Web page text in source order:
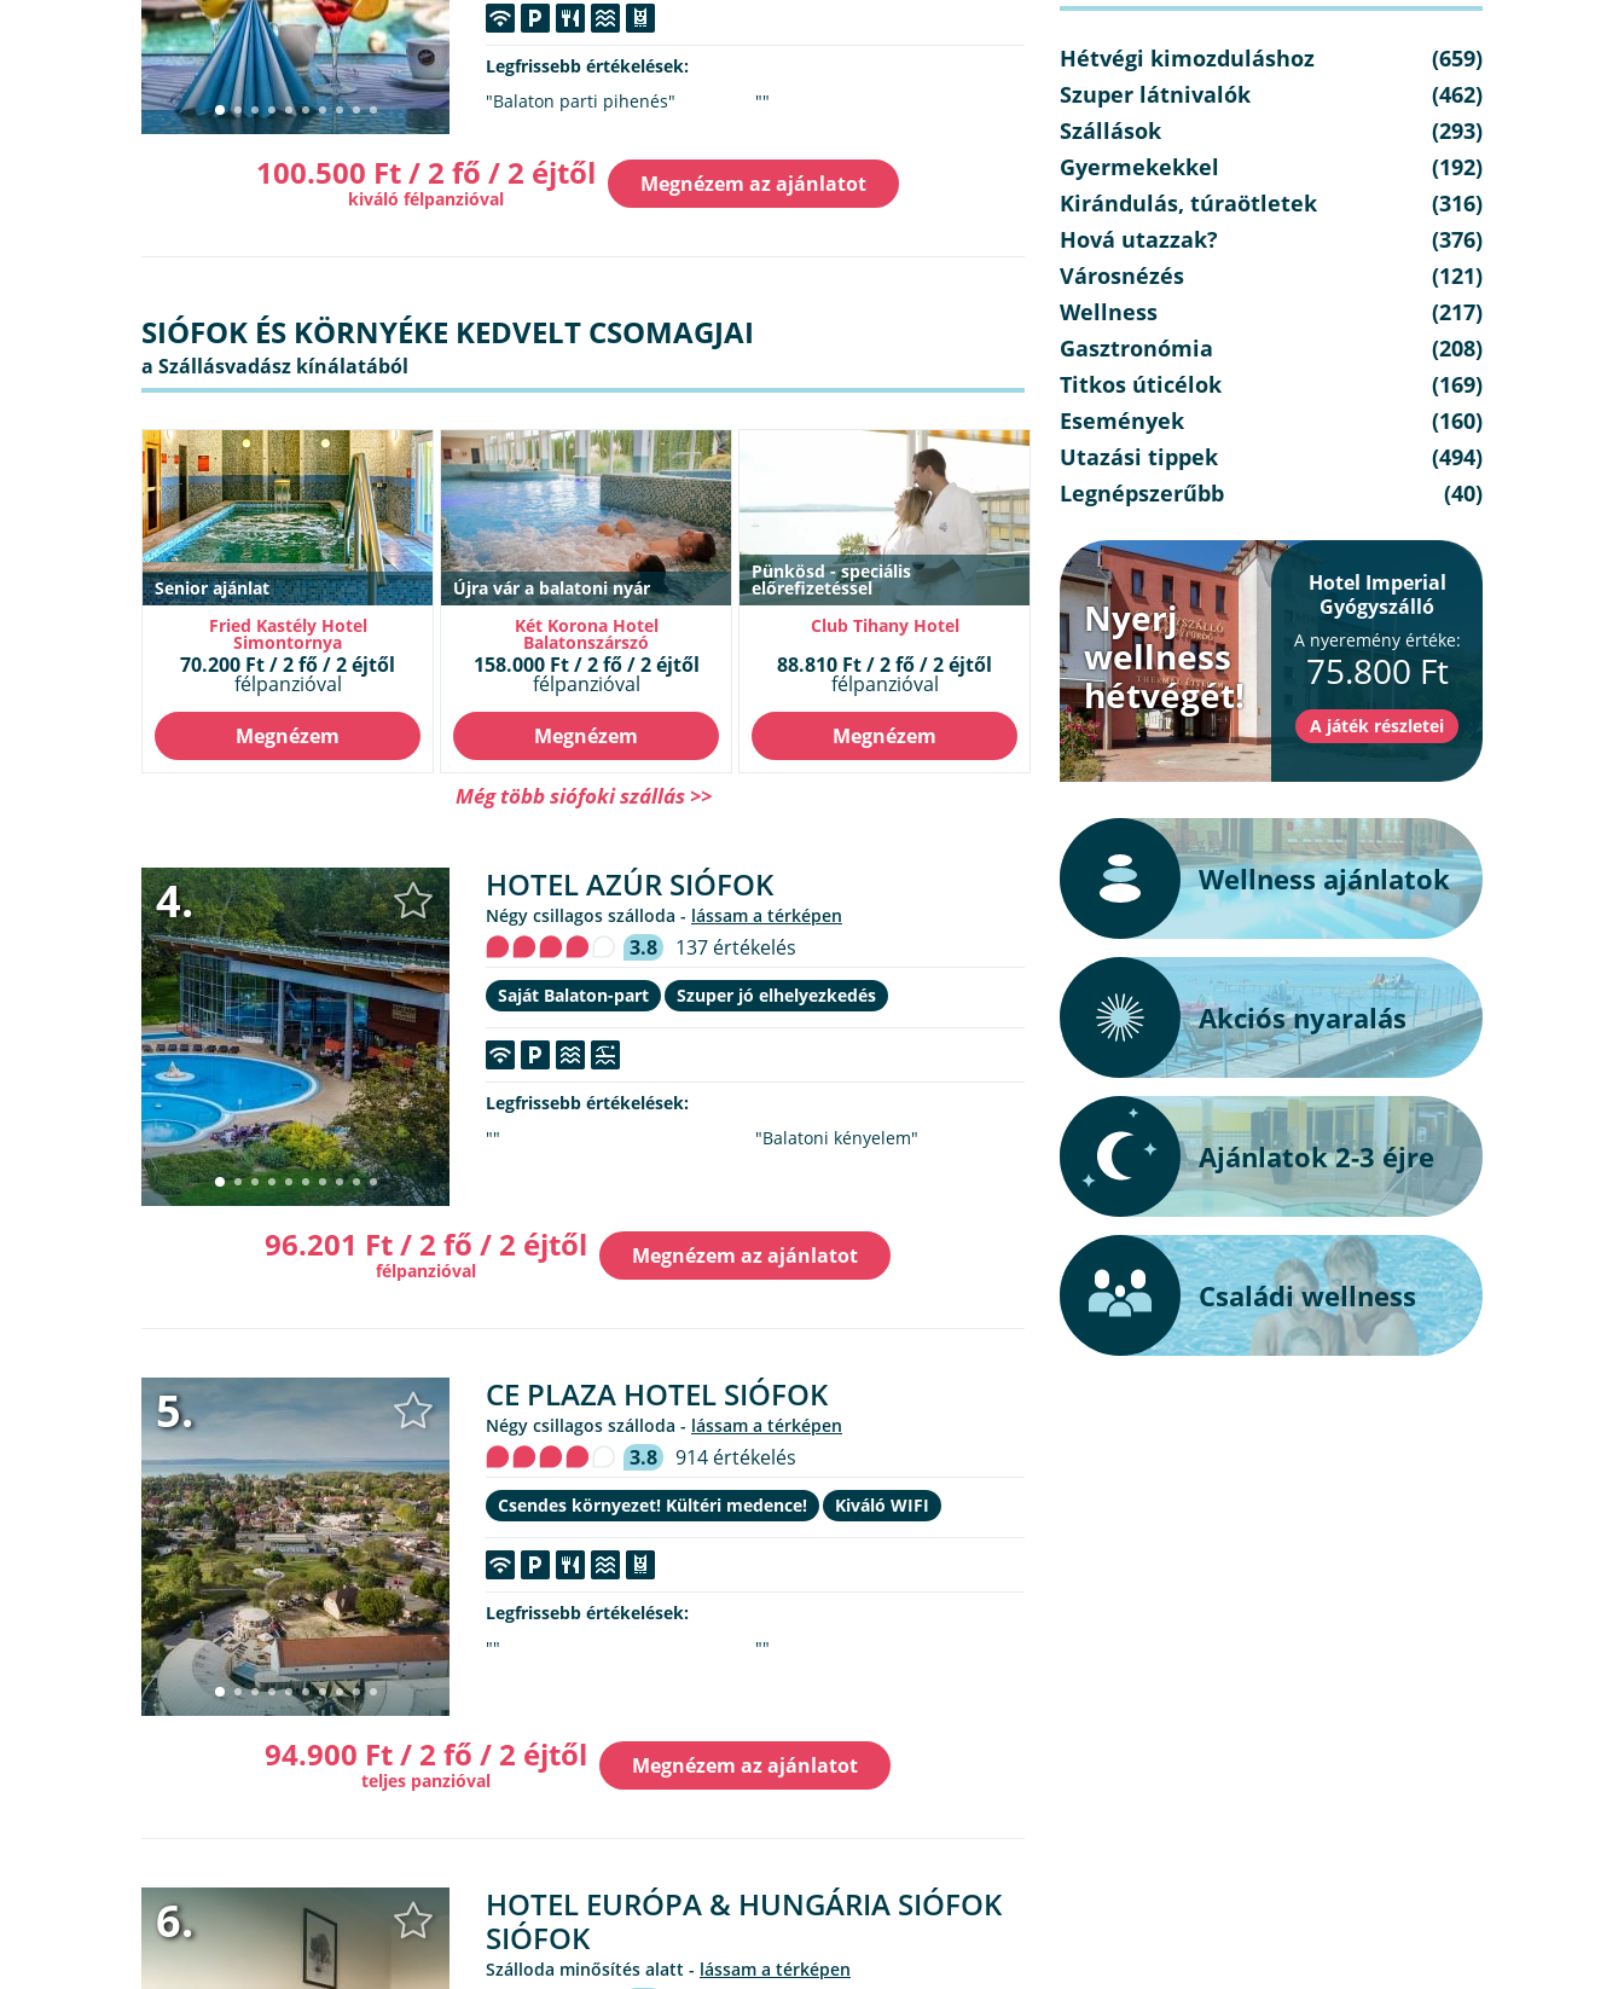
Legfrissebb értékelések:
"Balaton parti pihenés"
""
100.500 Ft / 2 fő / 2 éjtől
kiváló félpanzióval
Megnézem az ajánlatot
SIÓFOK ÉS KÖRNYÉKE KEDVELT CSOMAGJAI
Senior ajánlat
Fried Kastély Hotel
Simontornya
70.200 Ft / 2 fő / 2 éjtől
félpanzióval
Megnézem
Újra vár a balatoni nyár
Két Korona Hotel
Balatonszárszó
158.000 Ft / 2 fő / 2 éjtől
félpanzióval
Megnézem
Pünkösd - speciális
előrefizetéssel
Club Tihany Hotel
88.810 Ft / 2 fő / 2 éjtől
félpanzióval
Megnézem
Még több siófoki szállás >>
4. HOTEL AZÚR SIÓFOK
Négy csillagos szálloda - lássam a térképen
3.8 137 értékelés
Saját Balaton-part Szuper jó elhelyezkedés
Legfrissebb értékelések:
""
"Balatoni kényelem"
96.201 Ft / 2 fő / 2 éjtől
félpanzióval
Megnézem az ajánlatot
5. CE PLAZA HOTEL SIÓFOK
Négy csillagos szálloda - lássam a térképen
3.8 914 értékelés
Csendes környezet! Kültéri medence! Kiváló WIFI
Legfrissebb értékelések:
""
""
94.900 Ft / 2 fő / 2 éjtől
teljes panzióval
Megnézem az ajánlatot
6.
HOTEL EURÓPA & HUNGÁRIA SIÓFOK
SIÓFOK
Szálloda minősítés alatt - lássam a térképen
Hétvégi kimozduláshoz
(659)
Szuper látnivalók
(462)
Szállások
(293)
Gyermekekkel
(192)
Kirándulás, túraötletek
(316)
Hová utazzak?
(376)
Városnézés
(121)
Wellness
(217)
Gasztronómia
(208)
Titkos úticélok
(169)
Események
(160)
Utazási tippek
(494)
Legnépszerűbb
(40)
Nyerj
wellness
hétvégét!
Hotel Imperial
Gyógyszálló
A nyeremény értéke:
75.800 Ft
Wellness ajánlatok
Akciós nyaralás
Ajánlatok 2-3 éjre
Családi wellness